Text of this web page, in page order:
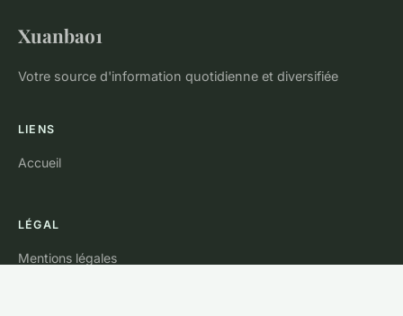
Xuanbao1
Votre source d'information quotidienne et diversifiée
LIENS
Accueil
LÉGAL
Mentions légales